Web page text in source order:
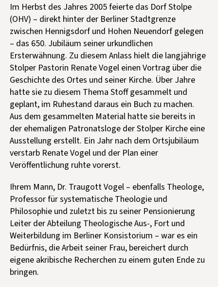
Im Herbst des Jahres 2005 feierte das Dorf Stolpe
(OHV) – direkt hinter der Berliner Stadtgrenze
zwischen Hennigsdorf und Hohen Neuendorf gelegen
– das 650. Jubiläum seiner urkundlichen
Ersterwähnung. Zu diesem Anlass hielt die langjährige
Stolper Pastorin Renate Vogel einen Vortrag über die
Geschichte des Ortes und seiner Kirche. Über Jahre
hatte sie zu diesem Thema Stoff gesammelt und
geplant, im Ruhestand daraus ein Buch zu machen.
Aus dem gesammelten Material hatte sie bereits in
der ehemaligen Patronatsloge der Stolper Kirche eine
Ausstellung erstellt. Ein Jahr nach dem Ortsjubiläum
verstarb Renate Vogel und der Plan einer
Veröffentlichung ruhte vorerst.
Ihrem Mann, Dr. Traugott Vogel – ebenfalls Theologe,
Professor für systematische Theologie und
Philosophie und zuletzt bis zu seiner Pensionierung
Leiter der Abteilung Theologische Aus-, Fort und
Weiterbildung im Berliner Konsistorium – war es ein
Bedürfnis, die Arbeit seiner Frau, bereichert durch
eigene akribische Recherchen zu einem guten Ende zu
bringen.